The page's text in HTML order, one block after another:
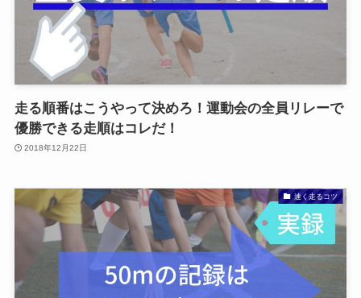
走る順番はこうやって決めろ！運動会の全員リレーで
優勝できる走順はコレだ！
2018年12月22日
速く走るコツ